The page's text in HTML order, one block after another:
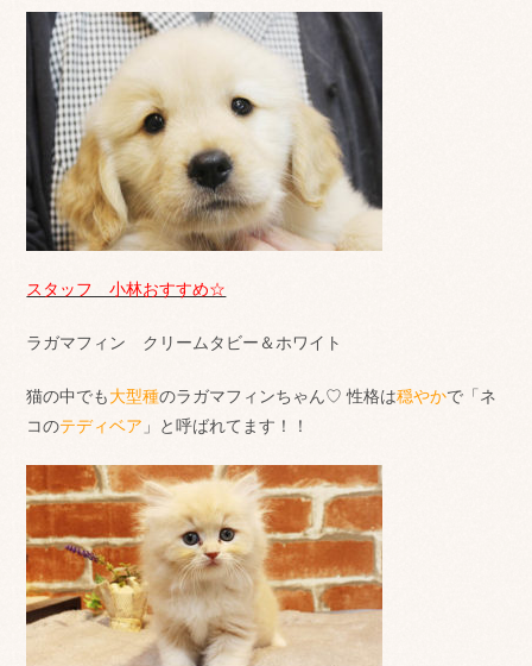
スタッフ 小林おすすめ☆
ラガマフィン クリームタビー＆ホワイト
猫の中でも大型種のラガマフィンちゃん♡ 性格は穏やかで「ネ
コのテディベア 」と呼ばれてます！！